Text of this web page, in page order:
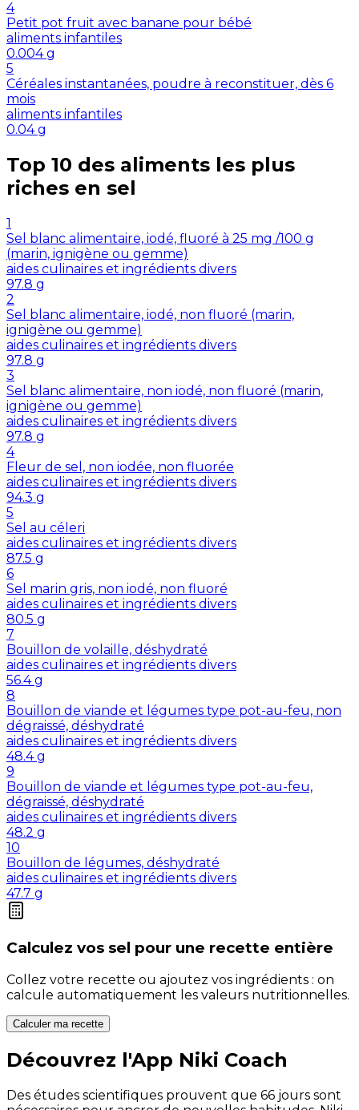
4
Petit pot fruit avec banane pour bébé
aliments infantiles
0.004 g
5
Céréales instantanées, poudre à reconstituer, dès 6
mois
aliments infantiles
0.04 g
Top 10 des aliments les plus
riches en sel
1
Sel blanc alimentaire, iodé, fluoré à 25 mg /100 g
(marin, ignigène ou gemme)
aides culinaires et ingrédients divers
97.8 g
2
Sel blanc alimentaire, iodé, non fluoré (marin,
ignigène ou gemme)
aides culinaires et ingrédients divers
97.8 g
3
Sel blanc alimentaire, non iodé, non fluoré (marin,
ignigène ou gemme)
aides culinaires et ingrédients divers
97.8 g
4
Fleur de sel, non iodée, non fluorée
aides culinaires et ingrédients divers
94.3 g
5
Sel au céleri
aides culinaires et ingrédients divers
87.5 g
6
Sel marin gris, non iodé, non fluoré
aides culinaires et ingrédients divers
80.5 g
7
Bouillon de volaille, déshydraté
aides culinaires et ingrédients divers
56.4 g
8
Bouillon de viande et légumes type pot-au-feu, non
dégraissé, déshydraté
aides culinaires et ingrédients divers
48.4 g
9
Bouillon de viande et légumes type pot-au-feu,
dégraissé, déshydraté
aides culinaires et ingrédients divers
48.2 g
10
Bouillon de légumes, déshydraté
aides culinaires et ingrédients divers
47.7 g
Calculez vos sel pour une recette entière
Collez votre recette ou ajoutez vos ingrédients : on
calcule automatiquement les valeurs nutritionnelles.
Calculer ma recette
Découvrez l'App Niki Coach
Des études scientifiques prouvent que 66 jours sont